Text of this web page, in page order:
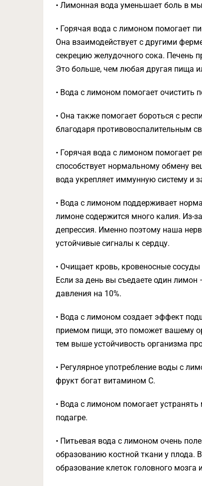
• Лимонная вода уменьшает боль в
• Горячая вода с лимоном помогает
Она взаимодействует с другими
секрецию желудочного сока. Печень
Это больше, чем любая другая пища
• Вода с лимоном помогает очистить
• Она также помогает бороться с
благодаря противовоспалительным
• Горячая вода с лимоном помогает
способствует нормальному обмену
вода укрепляет иммунную систему и
• Вода с лимоном поддерживает
лимоне содержится много калия. Из-
депрессия. Именно поэтому наша
устойчивые сигналы к сердцу.
• Очищает кровь, кровеносные
Если за день вы съедаете один
давления на 10%.
• Вода с лимоном создает эффект
приемом пищи, это поможет вашему
тем выше устойчивость организма
• Регулярное употребление воды с
фрукт богат витамином С.
• Вода с лимоном помогает
подагре.
• Питьевая вода с лимоном очень
образованию костной ткани у плода.
образование клеток головного мозга